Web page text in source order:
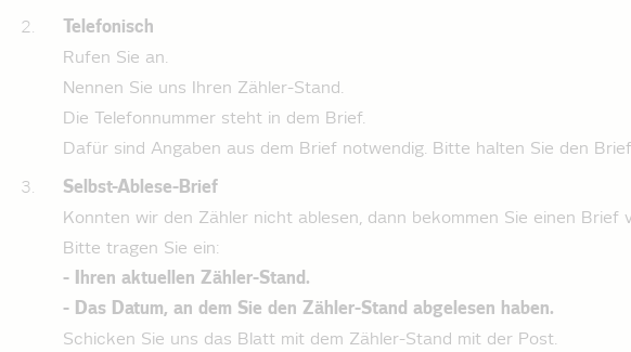
Telefonisch
Rufen Sie an.
Nennen Sie uns Ihren Zähler-Stand.
Die Telefonnummer steht in dem Brief.
Dafür sind Angaben aus dem Brief notwendig. Bitte halten Sie den
Selbst-Ablese-Brief
Konnten wir den Zähler nicht ablesen, dann bekommen Sie einen Brief
Bitte tragen Sie ein:
- Ihren aktuellen Zähler-Stand.
- Das Datum, an dem Sie den Zähler-Stand abgelesen haben.
Schicken Sie uns das Blatt mit dem Zähler-Stand mit der Post.